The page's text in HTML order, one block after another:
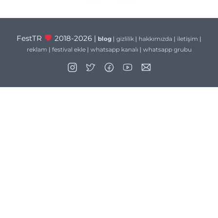
FestTR 2018-2026 | blog| gizlilik| hakkımızda | iletişim |
reklam | festival ekle| whatsapp kanalı | whatsapp grubu